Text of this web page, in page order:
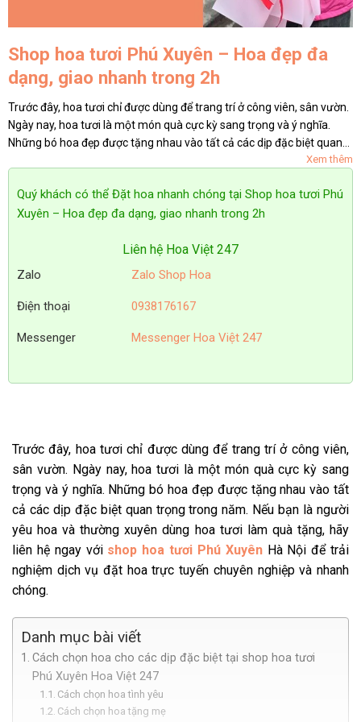
Shop hoa tươi Phú Xuyên – Hoa đẹp đa
dạng, giao nhanh trong 2h
Trước đây, hoa tươi chỉ được dùng để trang trí ở công viên, sân vườn.
Ngày nay, hoa tươi là một món quà cực kỳ sang trọng và ý nghĩa.
Những bó hoa đẹp được tặng nhau vào tất cả các dịp đặc biệt quan
Xem thêm
Quý khách có thể Đặt hoa nhanh chóng tại Shop hoa tươi Phú
Xuyên – Hoa đẹp đa dạng, giao nhanh trong 2h
Liên hệ Hoa Việt 247
Zalo Zalo Shop Hoa
Điện thoại 0938176167
Messenger Messenger Hoa Việt 247
Trước đây, hoa tươi chỉ được dùng để trang trí ở công viên,
sân vườn. Ngày nay, hoa tươi là một món quà cực kỳ sang
trọng và ý nghĩa. Những bó hoa đẹp được tặng nhau vào tất
cả các dịp đặc biệt quan trọng trong năm. Nếu bạn là người
yêu hoa và thường xuyên dùng hoa tươi làm quà tặng, hãy
liên hệ ngay với shop hoa tươi Phú XuyênHà Nội để trải
nghiệm dịch vụ đặt hoa trực tuyến chuyên nghiệp và nhanh
chóng.
Danh mục bài viết
Cách chọn hoa cho các dịp đặc biệt tại shop hoa tươi
Phú Xuyên Hoa Việt 247
Cách chọn hoa tình yêu
Cách chọn hoa tặng mẹ